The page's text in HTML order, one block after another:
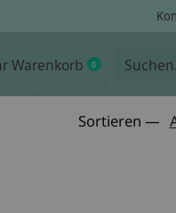
Warenkorb 0items
Sortieren —